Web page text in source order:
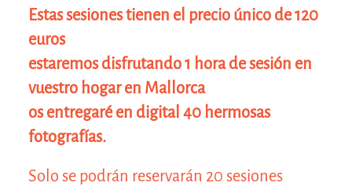
Estas sesiones tienen el precio único de 120
euros
estaremos disfrutando 1 hora de sesión en
vuestro hogar en Mallorca
os entregaré en digital 40 hermosas
fotografías.
Solo se podrán reservarán 20 sesiones